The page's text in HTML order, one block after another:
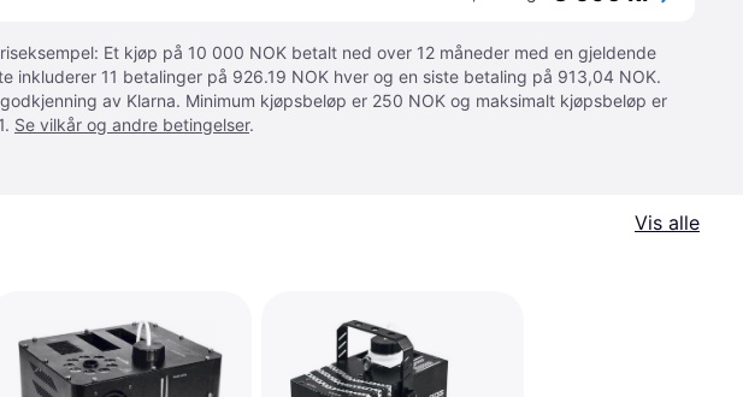
Et kjøp på 10 000 NOK betalt ned over 12 måneder med en gjeldende
inkluderer 11 betalinger på 926.19 NOK hver og en siste betaling på 913,04 NOK.
av Klarna. Minimum kjøpsbeløp er 250 NOK og maksimalt kjøpsbeløp er
Se vilkår og andre betingelser.
Vis alle